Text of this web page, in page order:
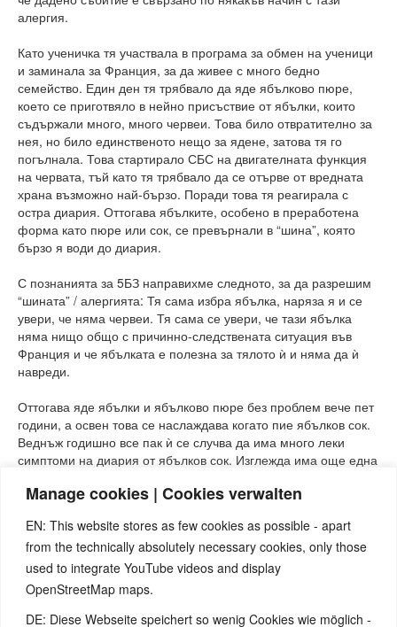
Manage cookies | Cookies verwalten
EN: This website stores as few cookies as possible - apart
from the technically absolutely necessary cookies, only those
used to integrate YouTube videos and display
OpenStreetMap maps.
DE: Diese Webseite speichert so wenig Cookies wie möglich -
алергия.
Като ученичка тя участвала в програма за обмен на ученици
и заминала за Франция, за да живее с много бедно
семейство. Един ден тя трябвало да яде ябълково пюре,
което се приготвяло в нейно присъствие от ябълки, които
съдържали много, много червеи. Това било отвратително за
нея, но било единственото нещо за ядене, затова тя го
погълнала. Това стартирало СБС на двигателната функция
на червата, тъй като тя трябвало да се отърве от вредната
храна възможно най-бързо. Поради това тя реагирала с
остра диария. Оттогава ябълките, особено в преработена
форма като пюре или сок, се превърнали в “шина”, която
бързо я води до диария.
С познанията за 5БЗ направихме следното, за да разрешим
“шината” / алергията: Тя сама избра ябълка, наряза я и се
увери, че няма червеи. Тя сама се увери, че тази ябълка
няма нищо общо с причинно-следствената ситуация във
Франция и че ябълката е полезна за тялото ѝ и няма да ѝ
навреди.
Оттогава яде ябълки и ябълково пюре без проблем вече пет
години, а освен това се наслаждава когато пие ябълков сок.
Веднъж годишно все пак ѝ се случва да има много леки
симптоми на диария от ябълков сок. Изглежда има още една
но тъй като това се случва много рядко, тя все още не се е
Note: Have you also had exciting experiences with the 5BL? If